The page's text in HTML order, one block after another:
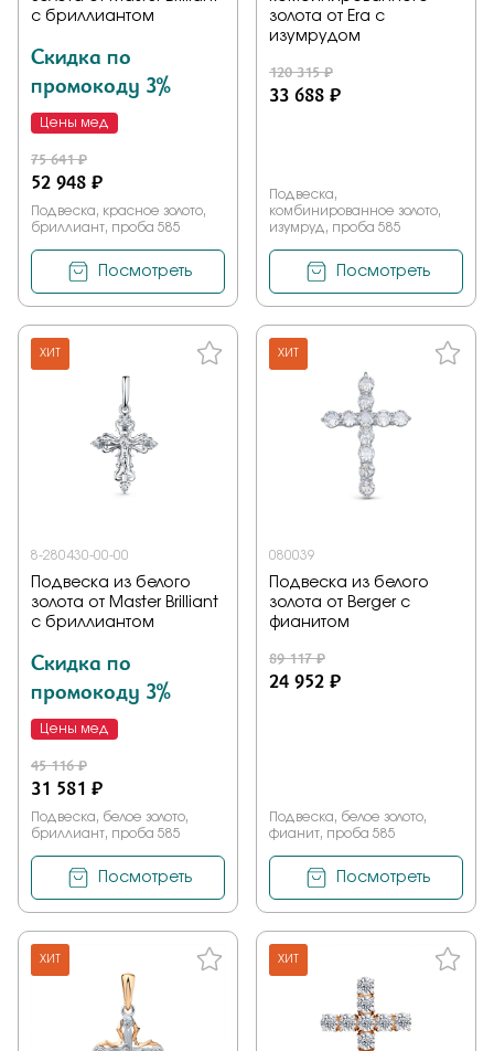
с бриллиантом
Скидка по
промокоду 3%
Цены мед
75 641 ₽
52 948 ₽
Подвеска, красное золото,
бриллиант, проба 585
Посмотреть
золота от Era с
изумрудом
120 315 ₽
33 688 ₽
Подвеска,
комбинированное золото,
изумруд, проба 585
Посмотреть
ХИТ
8-280430-00-00
Подвеска из белого
золота от Master Brilliant
с бриллиантом
Скидка по
промокоду 3%
Цены мед
45 116 ₽
31 581 ₽
Подвеска, белое золото,
бриллиант, проба 585
Посмотреть
ХИТ
080039
Подвеска из белого
золота от Berger с
фианитом
89 117 ₽
24 952 ₽
Подвеска, белое золото,
фианит, проба 585
Посмотреть
ХИТ ХИТ